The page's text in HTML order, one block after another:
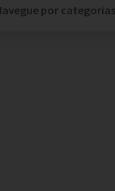
por